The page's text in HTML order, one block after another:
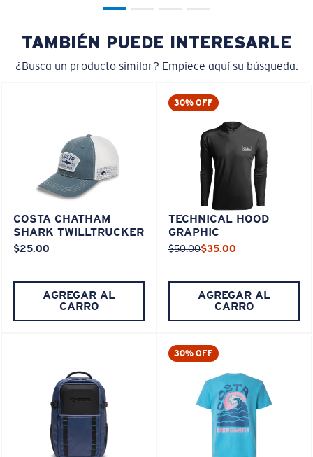
TAMBIÉN PUEDE INTERESARLE
¿Busca un producto similar? Empiece aquí su búsqueda.
COSTA CHATHAM
SHARK TWILLTRUCKER
$25.00
AGREGAR AL
CARRO
30% OFF
TECHNICAL HOOD
GRAPHIC
$50.00$35.00
AGREGAR AL
CARRO
30% OFF